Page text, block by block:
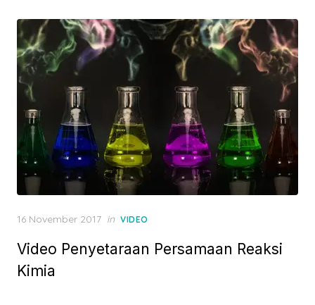
Posted
16 November 2017 in VIDEO
Video Penyetaraan Persamaan Reaksi
Kimia